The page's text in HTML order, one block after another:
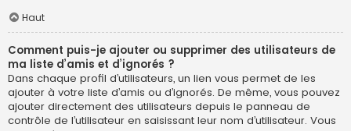
Haut
Comment puis-je ajouter ou supprimer des utilisateurs de
ma liste d’amis et d’ignorés ?
Dans chaque profil d’utilisateurs, un lien vous permet de les
ajouter à votre liste d’amis ou d’ignorés. De même, vous pouvez
ajouter directement des utilisateurs depuis le panneau de
contrôle de l’utilisateur en saisissant leur nom d’utilisateur. Vous